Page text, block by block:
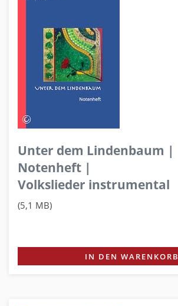
Unter dem Lindenbaum |
Notenheft |
Volkslieder instrumental
(5,1 MB)
IN DEN WARENKORB